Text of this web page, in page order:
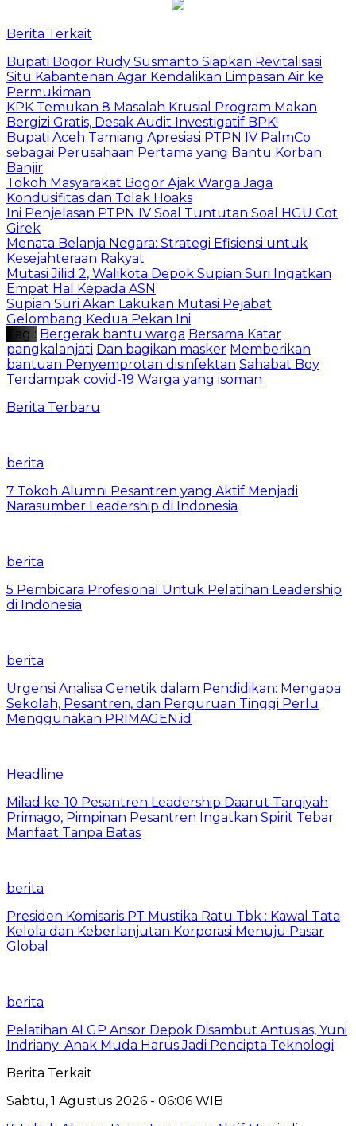
Berita Terkait
Bupati Bogor Rudy Susmanto Siapkan Revitalisasi
Situ Kabantenan Agar Kendalikan Limpasan Air ke
Permukiman
​KPK Temukan 8 Masalah Krusial Program Makan
Bergizi Gratis, Desak Audit Investigatif BPK!
Bupati Aceh Tamiang Apresiasi PTPN IV PalmCo
sebagai Perusahaan Pertama yang Bantu Korban
Banjir
Tokoh Masyarakat Bogor Ajak Warga Jaga
Kondusifitas dan Tolak Hoaks
Ini Penjelasan PTPN IV Soal Tuntutan Soal HGU Cot
Girek
Menata Belanja Negara: Strategi Efisiensi untuk
Kesejahteraan Rakyat
Mutasi Jilid 2, Walikota Depok Supian Suri Ingatkan
Empat Hal Kepada ASN
Supian Suri Akan Lakukan Mutasi Pejabat
Gelombang Kedua Pekan Ini
Tag : Bergerak bantu warga Bersama Katar
pangkalanjati Dan bagikan masker Memberikan
bantuan Penyemprotan disinfektan Sahabat Boy
Terdampak covid-19 Warga yang isoman
Berita Terbaru
berita
7 Tokoh Alumni Pesantren yang Aktif Menjadi
Narasumber Leadership di Indonesia
berita
5 Pembicara Profesional Untuk Pelatihan Leadership
di Indonesia
berita
Urgensi Analisa Genetik dalam Pendidikan: Mengapa
Sekolah, Pesantren, dan Perguruan Tinggi Perlu
Menggunakan PRIMAGEN.id
Headline
Milad ke-10 Pesantren Leadership Daarut Tarqiyah
Primago, Pimpinan Pesantren Ingatkan Spirit Tebar
Manfaat Tanpa Batas
berita
Presiden Komisaris PT Mustika Ratu Tbk : Kawal Tata
Kelola dan Keberlanjutan Korporasi Menuju Pasar
Global
berita
Pelatihan AI GP Ansor Depok Disambut Antusias, Yuni
Indriany: Anak Muda Harus Jadi Pencipta Teknologi
Berita Terkait
Sabtu, 1 Agustus 2026 - 06:06 WIB